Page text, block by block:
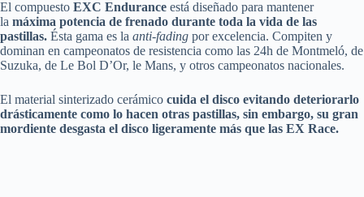
El compuesto EXC Endurance está diseñado para mantener
la máxima potencia de frenado durante toda la vida de las
pastillas. Ésta gama es la anti-fading por excelencia. Compiten y
dominan en campeonatos de resistencia como las 24h de Montmeló, de
Suzuka, de Le Bol D’Or, le Mans, y otros campeonatos nacionales.
El material sinterizado cerámico cuida el disco evitando deteriorarlo
drásticamente como lo hacen otras pastillas, sin embargo, su gran
mordiente desgasta el disco ligeramente más que las EX Race.